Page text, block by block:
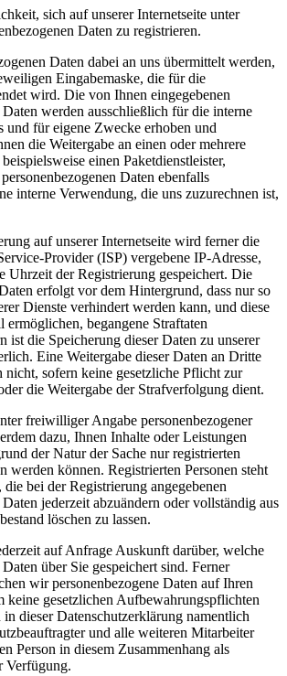
sich auf unserer Internetseite unter
Daten zu registrieren.
Daten dabei an uns übermittelt werden,
Eingabemaske, die für die
wird. Die von Ihnen eingegebenen
Daten werden ausschließlich für die interne
und für eigene Zwecke erhoben und
die Weitergabe an einen oder mehrere
einen Paketdienstleister,
Daten ebenfalls
interne Verwendung, die uns zuzurechnen ist,
auf unserer Internetseite wird ferner die
Provider (ISP) vergebene IP-Adresse,
Uhrzeit der Registrierung gespeichert. Die
erfolgt vor dem Hintergrund, dass nur so
Dienste verhindert werden kann, und diese
begangene Straftaten
ist die Speicherung dieser Daten zu unserer
Eine Weitergabe dieser Daten an Dritte
nicht, sofern keine gesetzliche Pflicht zur
die Weitergabe der Strafverfolgung dient.
freiwilliger Angabe personenbezogener
dazu, Ihnen Inhalte oder Leistungen
der Natur der Sache nur registrierten
werden können. Registrierten Personen steht
bei der Registrierung angegebenen
jederzeit abzuändern oder vollständig aus
löschen zu lassen.
auf Anfrage Auskunft darüber, welche
über Sie gespeichert sind. Ferner
wir personenbezogene Daten auf Ihren
keine gesetzlichen Aufbewahrungspflichten
in dieser Datenschutzerklärung namentlich
und alle weiteren Mitarbeiter
Person in diesem Zusammenhang als
Verfügung.